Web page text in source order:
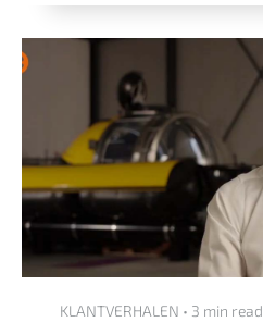
KLANTVERHALEN • 3 min read